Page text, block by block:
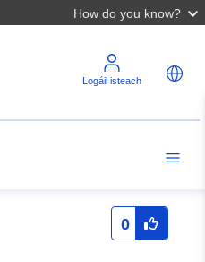
How do you know?
Logáil isteach
0